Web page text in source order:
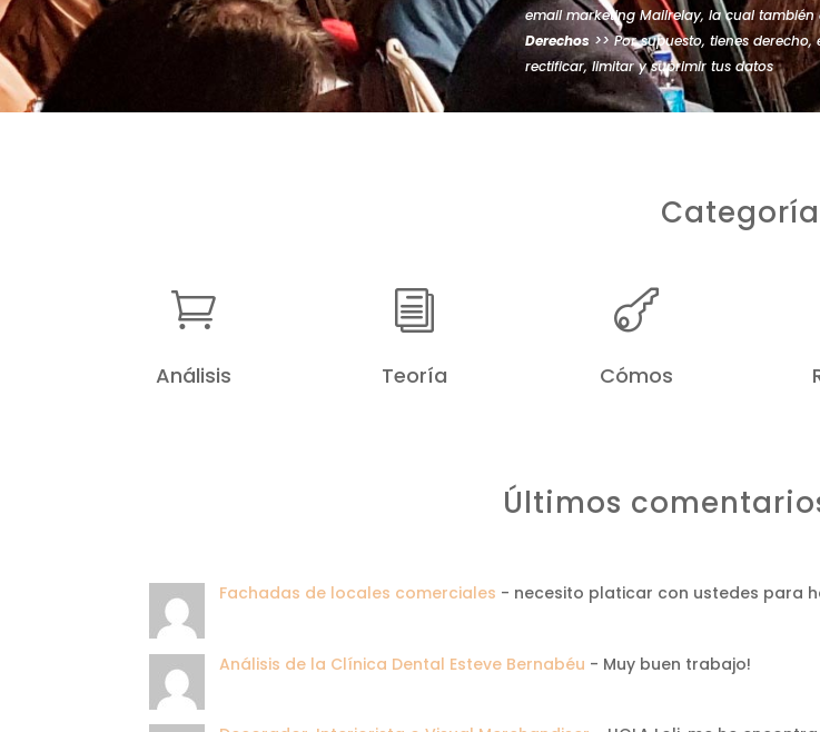
email marketing Mailrelay, la cual también
Derechos >> Por supuesto, tienes
rectificar, limitar y suprimir tus datos

Análisis
i
Teoría

Cómos
Últimos
Fachadas de locales comerciales - necesito platicar con ustedes para
Análisis de la Clínica Dental Esteve Bernabéu - Muy buen trabajo!